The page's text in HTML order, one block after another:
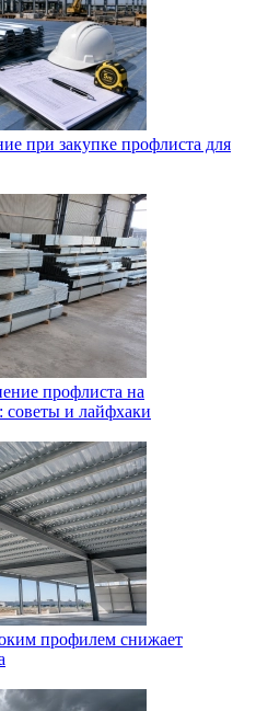
при закупке профлиста для
профлиста на
советы и лайфхаки
профилем снижает